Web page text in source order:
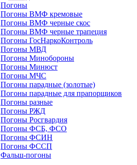
Погоны
Погоны ВМФ кремовые
Погоны ВМФ черные скос
Погоны ВМФ черные трапеция
Погоны ГосНаркоКонтроль
Погоны МВД
Погоны Минобороны
Погоны Минюст
Погоны МЧС
Погоны парадные (золотые)
Погоны парадные для прапорщиков
Погоны разные
Погоны РЖД
Погоны Росгвардия
Погоны ФСБ, ФСО
Погоны ФСИН
Погоны ФССП
Фальш-погоны